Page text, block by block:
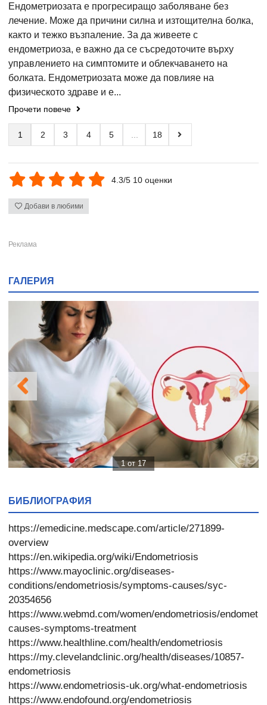
Ендометриозата е прогресиращо заболяване без
лечение. Може да причини силна и изтощителна болка,
както и тежко възпаление. За да живеете с
ендометриоза, е важно да се съсредоточите върху
управлението на симптомите и облекчаването на
болката. Ендометриозата може да повлияе на
физическото здраве и е...
Прочети повече
1 2 3 4 5 ... 18
4.3/5 10 оценки
Добави в любими
ГАЛЕРИЯ
1 от 17
БИБЛИОГРАФИЯ
https://emedicine.medscape.com/article/271899-
overview
https://en.wikipedia.org/wiki/Endometriosis
https://www.mayoclinic.org/diseases-
conditions/endometriosis/symptoms-causes/syc-
20354656
https://www.webmd.com/women/endometriosis/
causes-symptoms-treatment
https://www.healthline.com/health/endometriosis
https://my.clevelandclinic.org/health/diseases/10857-
endometriosis
https://www.endometriosis-uk.org/what-endometriosis
https://www.endofound.org/endometriosis